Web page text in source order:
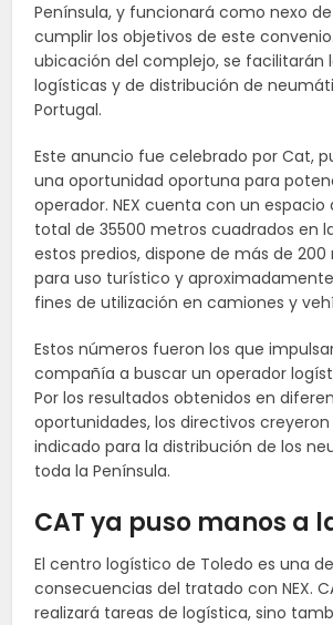
Península, y funcionará como nexo
cumplir los objetivos de este
ubicación del complejo, se facilitarán
logísticas y de distribución de
Portugal.
Este anuncio fue celebrado por Cat,
una oportunidad oportuna para
operador. NEX cuenta con un
total de 35500 metros cuadrados en
estos predios, dispone de más de
para uso turístico y
fines de utilización en camiones y
Estos números fueron los que
compañía a buscar un operador
Por los resultados obtenidos en
oportunidades, los directivos
indicado para la distribución de los
toda la Península.
CAT ya puso manos a
El centro logístico de Toledo es una
consecuencias del tratado con NEX.
realizará tareas de logística, sino